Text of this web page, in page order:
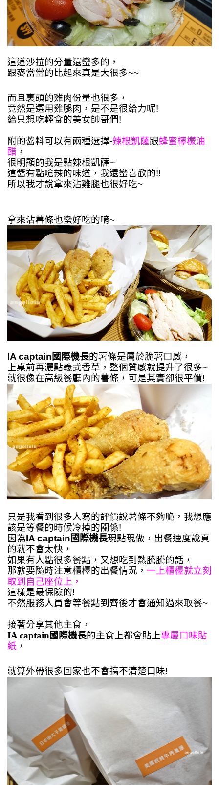
這道沙拉的分量還蠻多的，
跟麥當當的比起來真是大很多~~
而且裏頭的雞肉份量也很多，
竟然是選用雞腿肉，是不是很給力呢!
給只想吃輕食的美女帥哥們!
附的醬料可以有兩種選擇-辣根凱薩跟蜂蜜檸檬油
醋 ，
很明顯的我是點辣根凱薩~
這醬有點嗆辣的味道，我還蠻喜歡的!!
所以我才說拿來沾雞腿也很好吃~
拿來沾薯條也蠻好吃的唷~
IA captain國際機長的薯條是屬於脆薯口感，
上桌前再灑點義式香草，整個質感就提升了很多~
就很像在高級餐廳內的薯條，可是其實卻很平價!
只是我看到很多人寫的評價說薯條不夠脆，我想應
該是等餐的時候冷掉的關係!
因為IA captain國際機長現點現做，出餐速度說真
的就不會太快，
如果有人點很多餐點，又想吃到熱騰騰的話，
那就要隨時注意櫃檯的出餐情況， 一上櫃檯就立刻
取到自己座位上，
這樣是最保險的!
不然服務人員會等餐點到齊後才會通知過來取餐~
接著分享其他主食，
IA captain國際機長的主食上都會貼上專屬口味貼
紙 ，
就算外帶很多回家也不會搞不清楚口味!